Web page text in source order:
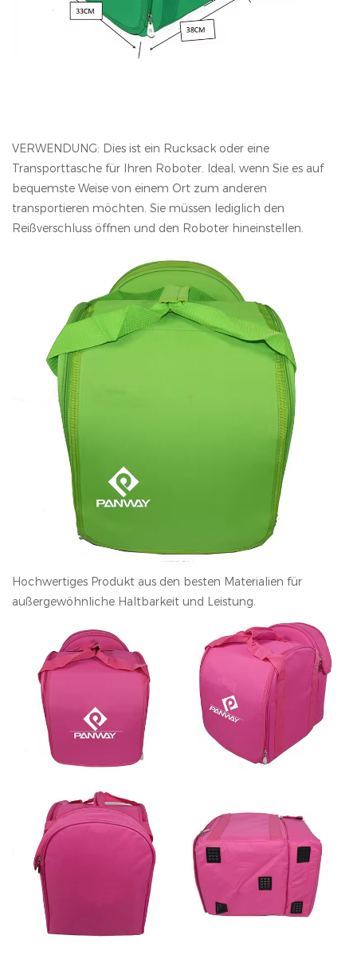
VERWENDUNG: Dies ist ein Rucksack oder eine
Transporttasche für Ihren Roboter. Ideal, wenn Sie es auf
bequemste Weise von einem Ort zum anderen
transportieren möchten. Sie müssen lediglich den
Reißverschluss öffnen und den Roboter hineinstellen.
Hochwertiges Produkt aus den besten Materialien für
außergewöhnliche Haltbarkeit und Leistung.